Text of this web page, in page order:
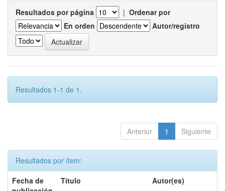
Resultados por página | Ordenar por
En orden
Autor/registro
Resultados 1-1 de 1.
Anterior 1 Siguiente
Resultados por ítem:
Fecha de
Título Autor(es)